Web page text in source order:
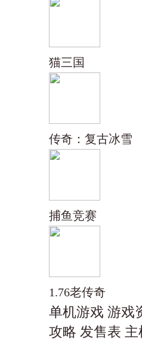
猫三国
传奇：复古冰雪
捕鱼竞赛
1.76老传奇
单机游戏 游戏
攻略 发售表